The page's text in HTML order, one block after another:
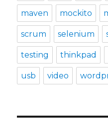
maven mockito
scrum selenium
testing thinkpad
usb video